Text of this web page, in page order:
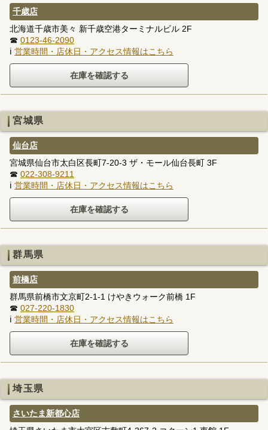
千歳店
北海道千歳市美々 新千歳空港ターミナルビル 2F
☎ 0123-46-2090
ℹ 営業時間・店休日・アクセス情報はこちら
宮城県
仙台店
宮城県仙台市太白区長町7-20-3 ザ・モール仙台長町 3F
☎ 022-308-9211
ℹ 営業時間・店休日・アクセス情報はこちら
群馬県
前橋店
群馬県前橋市文京町2-1-1 けやきウォーク前橋 1F
☎ 027-220-1830
ℹ 営業時間・店休日・アクセス情報はこちら
埼玉県
さいたま新都心店